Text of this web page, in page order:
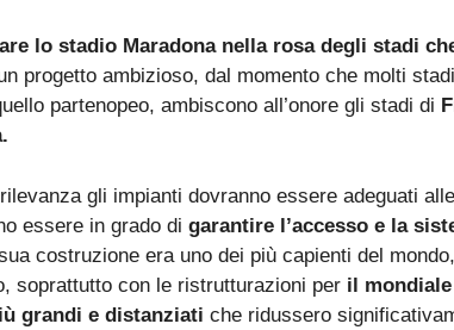
lo stadio Maradona nella rosa degli stadi
progetto ambizioso, dal momento che molti
partenopeo, ambiscono all’onore gli stadi di
gli impianti dovranno essere adeguati
essere in grado di garantire l’accesso e la
costruzione era uno dei più capienti del
soprattutto con le ristrutturazioni per il mondiale
grandi e distanziati che ridussero